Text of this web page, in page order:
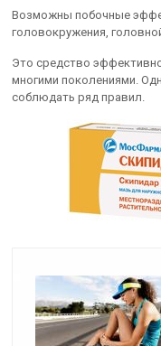
Возможны побочные
головокружения,
Это средство
многими поколениями.
соблюдать ряд правил.